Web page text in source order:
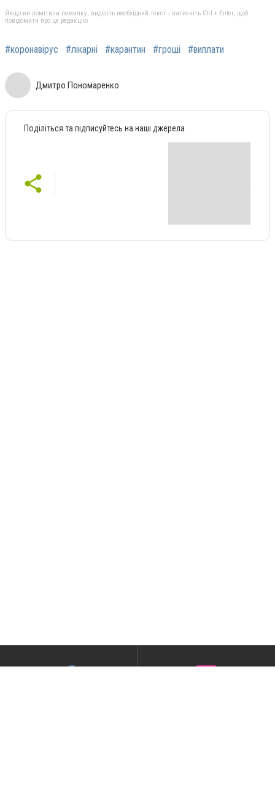
Якщо ви помітили помилку, виділіть необхідний текст і натисніть Ctrl + Enter, щоб
повідомити про це редакцію
#коронавірус #лікарні #карантин #гроші #виплати
Дмитро Пономаренко
Поділіться та підписуйтесь на наші джерела